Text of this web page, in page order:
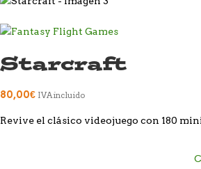
Starcraft
80,00€ IVA incluido
Revive el clásico videojuego con 180